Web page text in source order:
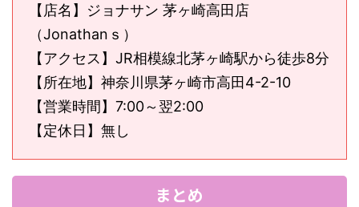
【店名】ジョナサン 茅ヶ崎高田店
（Jonathanｓ）
【アクセス】JR相模線北茅ヶ崎駅から徒歩8分
【所在地】神奈川県茅ヶ崎市高田4-2-10
【営業時間】7:00～翌2:00
【定休日】無し
まとめ